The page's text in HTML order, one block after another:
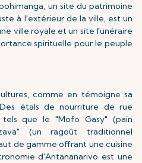
un site du patrimoine
à l'extérieur de la ville, est un
ville royale et un site funéraire
spirituelle pour le peuple
comme en témoigne sa
étals de nourriture de rue
que le "Mofo Gasy" (pain
(un ragoût traditionnel
de gamme offrant une cuisine
d'Antananarivo est une